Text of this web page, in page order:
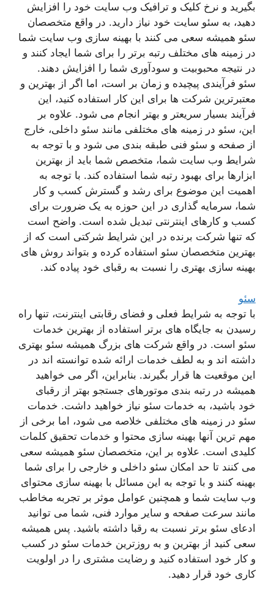
بگیرید و نرخ کلیک و ترافیک وب سایت خود را افزایش
دهید، به سئو سایت خود نیاز دارید. در واقع متخصصان
سئو همیشه سعی می کنند با بهینه سازی وب سایت شما
در زمینه های مختلف رتبه برتر را برای شما ایجاد کنند و
در نتیجه محبوبیت و سودآوری شما را افزایش دهند.
سئو فرآیندی پیچیده و زمان بر است، اما اگر از بهترین و
معتبرترین شرکت ها برای این کار استفاده کنید، این
فرآیند بسیار سریعتر و بهتر انجام می شود. علاوه بر
این، سئو در زمینه های مختلفی مانند سئو داخلی، خارج
از صفحه و سئو فنی طبقه بندی می شود و با توجه به
شرایط وب سایت شما، متخصص شما باید از بهترین
ابزارها برای بهبود رتبه شما استفاده کند. با توجه به
اهمیت این موضوع برای رشد و گسترش کسب و کار
شما، سرمایه گذاری در این حوزه به یک ضرورت برای
کسب و کارهای اینترنتی تبدیل شده است. واضح است
که تنها شرکت برنده در این شرایط شرکتی است که از
بهترین متخصصان سئو استفاده کرده و بتواند روش های
بهینه سازی بهتری را نسبت به رقبای خود پیاده کند.
سئو
با توجه به شرایط فعلی و فضای رقابتی اینترنت، تنها راه
رسیدن به جایگاه های برتر استفاده از بهترین خدمات
سئو است. در واقع شرکت های بزرگ همیشه سئو بهتری
داشته اند و به لطف خدمات ارائه شده توانسته اند در
این موقعیت ها قرار بگیرند. بنابراین، اگر می خواهید
همیشه در رتبه بندی موتورهای جستجو بهتر از رقبای
خود باشید، به خدمات سئو نیاز خواهید داشت. خدمات
سئو در زمینه های مختلفی خلاصه می شود، اما برخی از
مهم ترین آنها بهینه سازی محتوا و خدمات تحقیق کلمات
کلیدی است. علاوه بر این، متخصصان سئو همیشه سعی
می کنند تا حد امکان سئو داخلی و خارجی را برای شما
بهینه کنند و با توجه به این مسائل با بهینه سازی محتوای
وب سایت شما و همچنین عوامل موثر بر تجربه مخاطب
مانند سرعت صفحه و سایر موارد فنی، شما می توانید
ادعای سئو برتر نسبت به رقبا داشته باشید. پس همیشه
سعی کنید از بهترین و به روزترین خدمات سئو در کسب
و کار خود استفاده کنید و رضایت مشتری را در اولویت
کاری خود قرار دهید.